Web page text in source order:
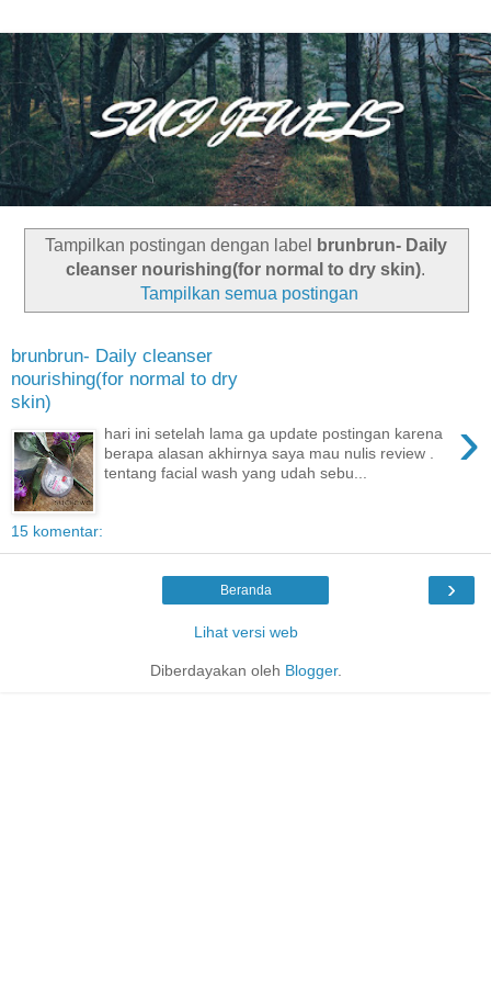
Tampilkan postingan dengan label
brunbrun- Daily
cleanser nourishing(for normal to dry skin).
Tampilkan semua postingan
brunbrun- Daily cleanser
nourishing(for normal to dry
skin)
›
hari ini setelah lama ga update postingan karena
berapa alasan akhirnya saya mau nulis review .
tentang facial wash yang udah sebu...
15 komentar:
›
Beranda
Lihat versi web
Diberdayakan oleh Blogger.